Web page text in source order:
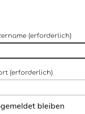
(erforderlich)
(erforderlich)
bleiben